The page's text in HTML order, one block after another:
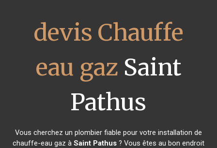
devis Chauffe
eau gaz Saint
Pathus
Vous cherchez un plombier fiable pour votre installation de
chauffe-eau gaz à Saint Pathus? Vous êtes au bon endroit